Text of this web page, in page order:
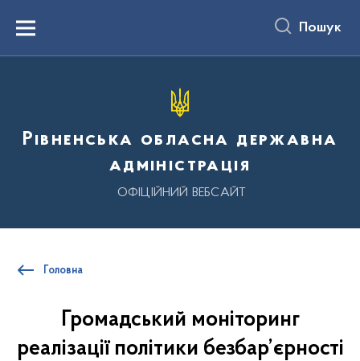
вмістуMenu Пошук
Рівненська обласна державна
адміністрація
ОФІЦІЙНИЙ ВЕБСАЙТ
Головна
Громадський моніторинг
реалізації політики безбар’єрності